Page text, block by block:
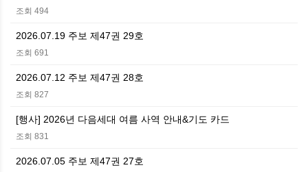
조회 494
2026.07.19 주보 제47권 29호
조회 691
2026.07.12 주보 제47권 28호
조회 827
[행사] 2026년 다음세대 여름 사역 안내&기도 카드
조회 831
2026.07.05 주보 제47권 27호